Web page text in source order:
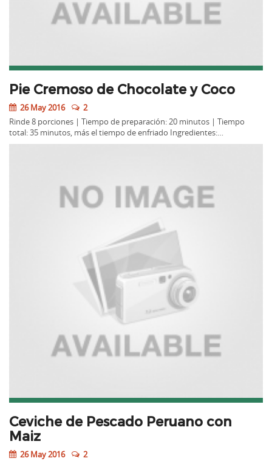
Pie Cremoso de Chocolate y Coco
26 May 2016
2
Rinde 8 porciones | Tiempo de preparación: 20 minutos | Tiempo
total: 35 minutos, más el tiempo de enfriado Ingredientes:…
Ceviche de Pescado Peruano con
Maiz
26 May 2016
2